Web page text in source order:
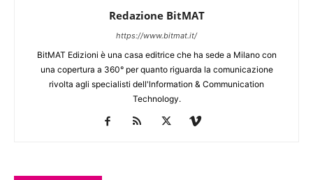
Redazione BitMAT
https://www.bitmat.it/
BitMAT Edizioni è una casa editrice che ha sede a Milano con
una copertura a 360° per quanto riguarda la comunicazione
rivolta agli specialisti dell'lnformation & Communication
Technology.